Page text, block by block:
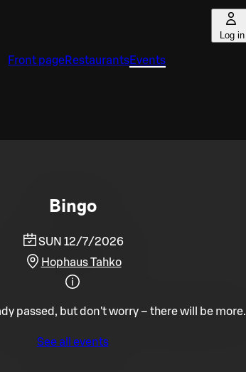
Log in
Front pageRestaurantsEvents
Bingo
SUN 12/7/2026
Hophaus Tahko
passed, but don't worry – there will be more.
See all events